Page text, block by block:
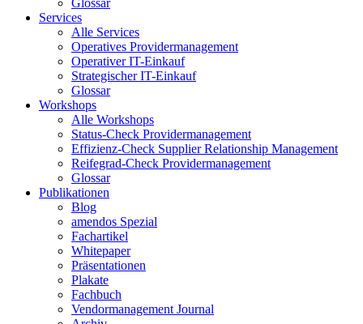
Glossar
Services
Alle Services
Operatives Providermanagement
Operativer IT-Einkauf
Strategischer IT-Einkauf
Glossar
Workshops
Alle Workshops
Status-Check Providermanagement
Effizienz-Check Supplier Relationship Management
Reifegrad-Check Providermanagement
Glossar
Publikationen
Blog
amendos Spezial
Fachartikel
Whitepaper
Präsentationen
Plakate
Fachbuch
Vendormanagement Journal